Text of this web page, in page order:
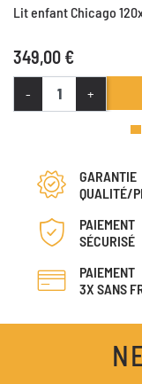
Lit enfant Chicago
349,00 €
- +
GARANTIE
QUALITÉ/
PAIEMENT
SÉCURISÉ
PAIEMENT
3X SANS